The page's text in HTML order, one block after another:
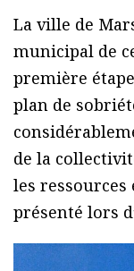
La ville de
municipal de
première
plan de
de la
les ressources
présenté lors